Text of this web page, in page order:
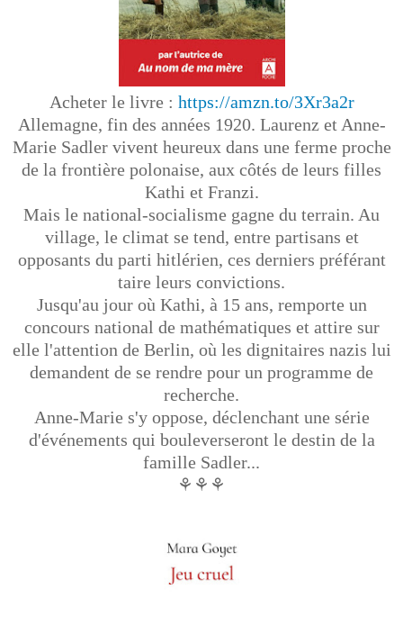
Acheter le livre : https://amzn.to/3Xr3a2r
Allemagne, fin des années 1920. Laurenz et Anne-
Marie Sadler vivent heureux dans une ferme proche
de la frontière polonaise, aux côtés de leurs filles
Kathi et Franzi.
Mais le national-socialisme gagne du terrain. Au
village, le climat se tend, entre partisans et
opposants du parti hitlérien, ces derniers préférant
taire leurs convictions.
Jusqu'au jour où Kathi, à 15 ans, remporte un
concours national de mathématiques et attire sur
elle l'attention de Berlin, où les dignitaires nazis lui
demandent de se rendre pour un programme de
recherche.
Anne-Marie s'y oppose, déclenchant une série
d'événements qui bouleverseront le destin de la
famille Sadler...
⚘⚘⚘